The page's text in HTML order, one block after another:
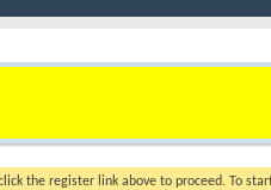
the register link above to proceed. To